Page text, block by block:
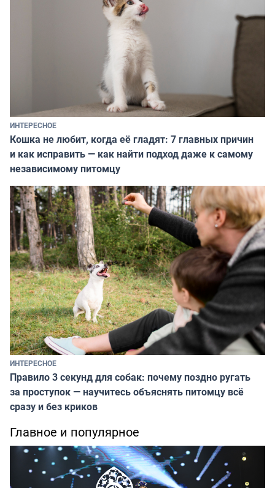
ИНТЕРЕСНОЕ
Кошка не любит, когда её гладят: 7 главных причин
и как исправить — как найти подход даже к самому
независимому питомцу
ИНТЕРЕСНОЕ
Правило 3 секунд для собак: почему поздно ругать
за проступок — научитесь объяснять питомцу всё
сразу и без криков
Главное и популярное